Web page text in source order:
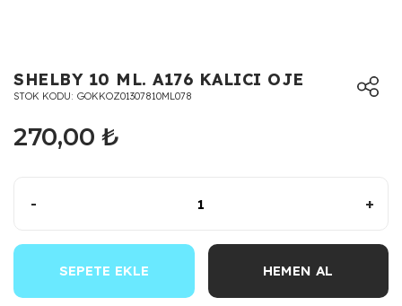
SHELBY 10 ML. A176 KALICI OJE
STOK KODU GOKKOZ01307810ML078
270,00 ₺
- +
SEPETE EKLE HEMEN AL